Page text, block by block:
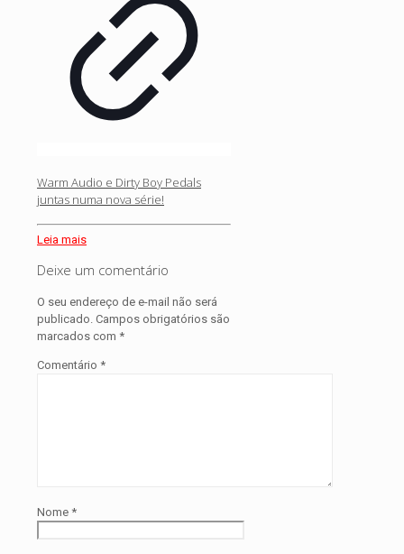
Warm Audio e Dirty Boy Pedals
juntas numa nova série!
Leia mais
Deixe um comentário
O seu endereço de e-mail não será
publicado. Campos obrigatórios são
marcados com *
Comentário *
Nome *